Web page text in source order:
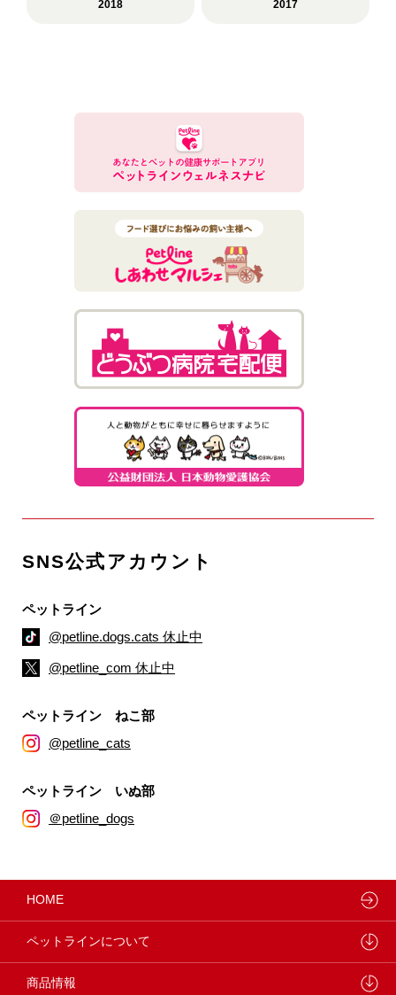
2018 2017
SNS公式アカウント
ペットライン
@petline.dogs.cats 休止中
@petline_com 休止中
ペットライン ねこ部
@petline_cats
ペットライン いぬ部
＠petline_dogs
HOME
ペットラインについて
ペットラインが大切にしていること
商品情報